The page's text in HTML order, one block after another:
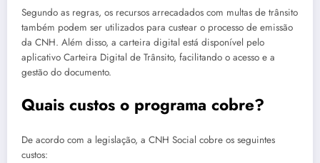
Segundo as regras, os recursos arrecadados com multas de trânsito
também podem ser utilizados para custear o processo de emissão
da CNH. Além disso, a carteira digital está disponível pelo
aplicativo Carteira Digital de Trânsito, facilitando o acesso e a
gestão do documento.
Quais custos o programa cobre?
De acordo com a legislação, a CNH Social cobre os seguintes
custos: